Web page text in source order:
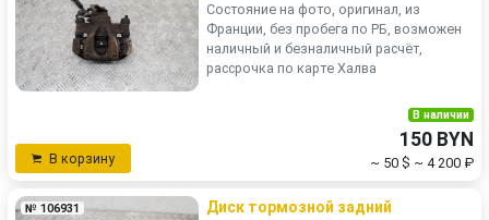
Состояние на фото, оригинал, из
Франции, без пробега по РБ, возможен
наличный и безналичный расчёт,
рассрочка по карте Халва
В корзину
В наличии
150 BYN
~ 50 $ ~ 4 200 ₽
№ 106931
Диск тормозной задний